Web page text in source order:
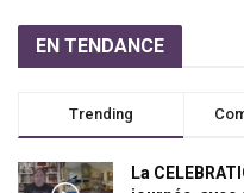
EN TENDANCE
Trending
La